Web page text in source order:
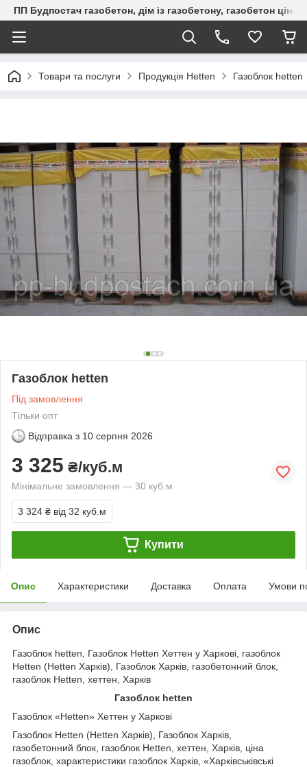
ПП Будпостач газобетон, дім із газобетону, газобетон
Товари та послуги Продукція Hеtten Газоблок hetten
Газоблок hetten
Під замовлення
Тільки опт
Відправка з 10 серпня 2026
3 325 ₴/куб.м
Мінімальне замовлення — 30 куб.м
3 324 ₴ від 32 куб.м
Купити
Опис Характеристики Доставка Оплата Умови
Опис
Газоблок hetten, Газоблок Hetten Хеттен у Харкові, газоблок
Hetten (Hetten Харків), Газоблок Харків, газобетонний блок,
газоблок Hetten, хеттен, Харків
Газоблок hetten
Газоблок «Hetten» Хеттен у Харкові
Газоблок Hetten (Hetten Харків), Газоблок Харків,
газобетонний блок, газоблок Hetten, хеттен, Харків, ціна
газоблок, характеристики газоблок Харків, «Харківськівські